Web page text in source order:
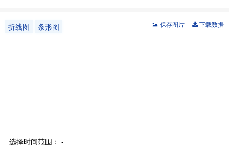
折线图 条形图 下载数据
保存图片
选择时间范围： -